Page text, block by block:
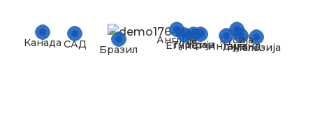
Канада САД Турција
Англија
Малезија
Бразил Египет Тајланд
Русија
ИранИндија